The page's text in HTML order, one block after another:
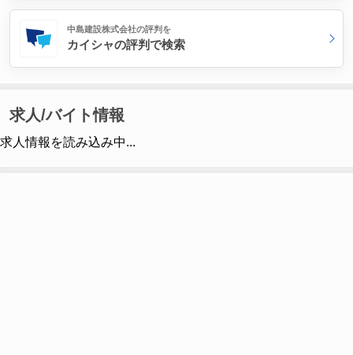
中島建設株式会社の評判を
カイシャの評判で検索
求人/バイト情報
求人情報を読み込み中...